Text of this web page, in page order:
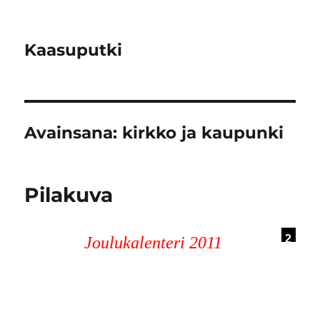
Kaasuputki
Avainsana: kirkko ja kaupunki
Pilakuva
2
Joulukalenteri 2011